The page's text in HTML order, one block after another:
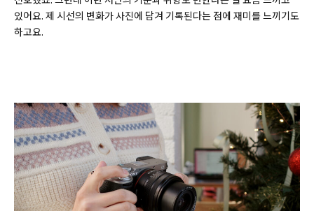
있어요. 제 시선의 변화가 사진에 담겨 기록된다는 점에 재미를 느끼기도
하고요.